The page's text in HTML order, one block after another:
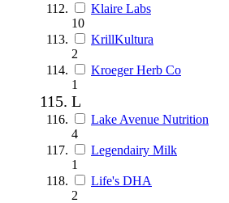
Klaire Labs
10
KrillKultura
2
Kroeger Herb Co
1
L
Lake Avenue Nutrition
4
Legendairy Milk
1
Life's DHA
2